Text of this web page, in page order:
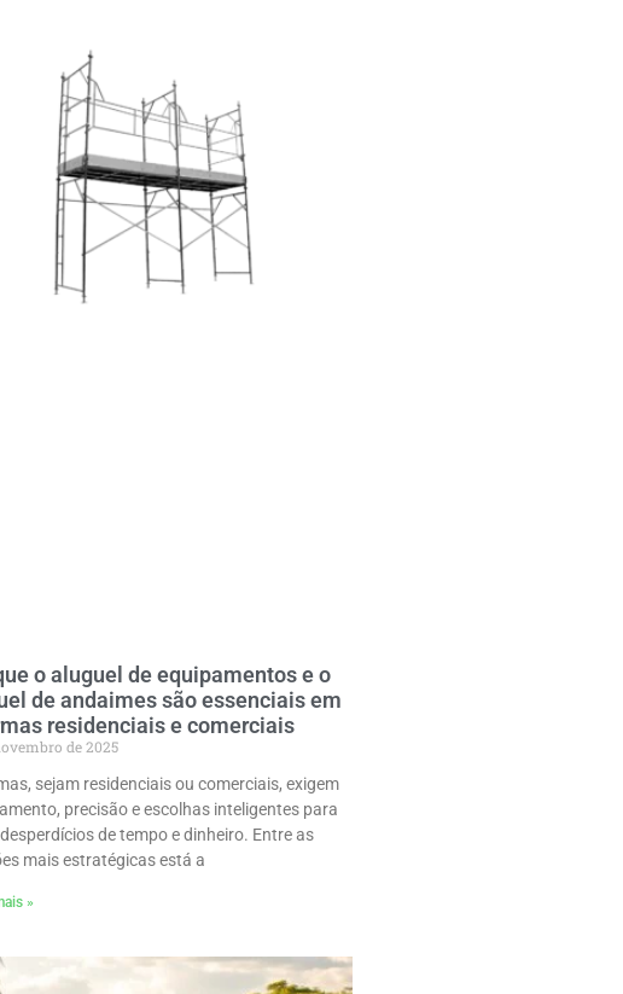
o aluguel de equipamentos e o
de andaimes são essenciais em
residenciais e comerciais
de 2025
sejam residenciais ou comerciais, exigem
precisão e escolhas inteligentes para
de tempo e dinheiro. Entre as
mais estratégicas está a
»